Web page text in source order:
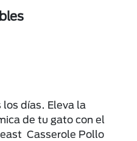
los días. Eleva la
de tu gato con el
Casserole Pollo